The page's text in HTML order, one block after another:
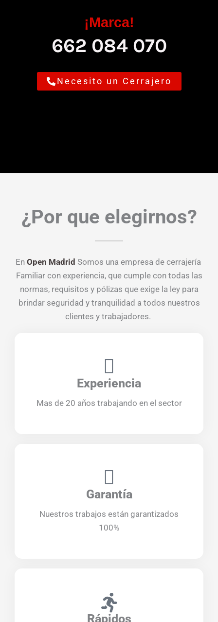
¡Marca!
662 084 070
Necesito un Cerrajero
¿Por que elegirnos?
En Open Madrid Somos una empresa de cerrajería
Familiar con experiencia, que cumple con todas las
normas, requisitos y pólizas que exige la ley para
brindar seguridad y tranquilidad a todos nuestros
clientes y trabajadores.
Experiencia
Mas de 20 años trabajando en el sector
Garantía
Nuestros trabajos están garantizados
100%
Rápidos